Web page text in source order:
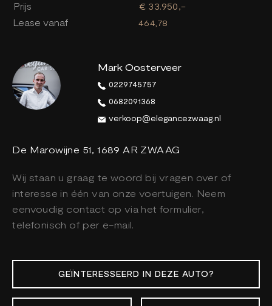
Prijs
€ 33.950,-
Lease vanaf
464,78
Mark Oosterveer
0229745757
0682091368
verkoop@elegancezwaag.nl
De Marowijne 51, 1689 AR ZWAAG
Wij staan u graag te woord bij vragen over of
interesse in één van onze voertuigen. Neem
eenvoudig contact op via het formulier,
telefonisch of per e-mail.
GEÏNTERESSEERD IN DEZE AUTO?